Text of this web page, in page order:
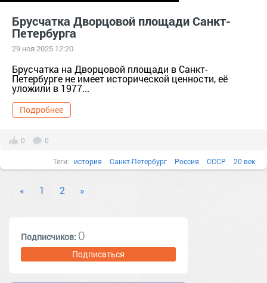
Брусчатка Дворцовой площади Санкт-
Петербурга
29 ноя 2025 12:20
Брусчатка на Дворцовой площади в Санкт-
Петербурге не имеет исторической ценности, её
уложили в 1977...
Подробнее
0 0
Теги: история Санкт-Петербург Россия СССР 20 век
« 1 2 »
Подписчиков: 0
Подписаться